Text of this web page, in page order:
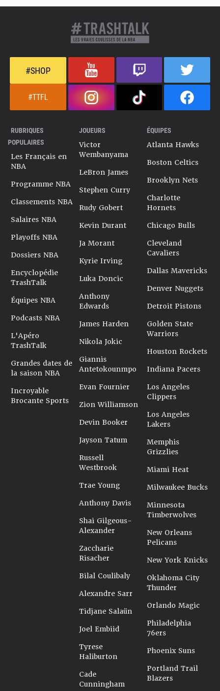
#SHOP
#TTFL
RUBRIQUES
POPULAIRES
Les Français en
NBA
Programme NBA
Classements NBA
Salaires NBA
Playoffs NBA
Dossiers NBA
Encyclopédie
TrashTalk
Équipes NBA
Podcasts NBA
L'Apéro
TrashTalk
Grandes dates de
la saison NBA
Incroyable
Brocante Sports
JOUEURS
Victor
Wembanyama
LeBron James
Stephen Curry
Rudy Gobert
Kevin Durant
Ja Morant
Kyrie Irving
Luka Doncic
Anthony
Edwards
James Harden
Nikola Jokic
Giannis
Antetokounmpo
Evan Fournier
Zion Williamson
Devin Booker
Jayson Tatum
Russell
Westbrook
Trae Young
Anthony Davis
Shai Gilgeous-
Alexander
Zaccharie
Risacher
Bilal Coulibaly
Alexandre Sarr
Tidjane Salaün
Joel Embiid
Tyrese
Haliburton
Cade
Cunningham
ÉQUIPES
Atlanta Hawks
Boston Celtics
Brooklyn Nets
Charlotte
Hornets
Chicago Bulls
Cleveland
Cavaliers
Dallas Mavericks
Denver Nuggets
Detroit Pistons
Golden State
Warriors
Houston Rockets
Indiana Pacers
Los Angeles
Clippers
Los Angeles
Lakers
Memphis
Grizzlies
Miami Heat
Milwaukee Bucks
Minnesota
Timberwolves
New Orleans
Pelicans
New York Knicks
Oklahoma City
Thunder
Orlando Magic
Philadelphia
76ers
Phoenix Suns
Portland Trail
Blazers